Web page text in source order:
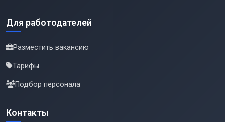
Для работодателей
Разместить вакансию
Тарифы
Подбор персонала
Контакты